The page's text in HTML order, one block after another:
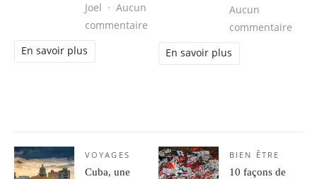
Joel
Aucun
commentaire sur Les astuces pour s’entraîner
En savoir plus
Aucun
commentaire
En savoir plus
VOYAGES
Cuba, une
BIEN ÊTRE
10 façons de